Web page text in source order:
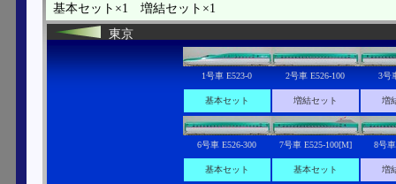
基本セット×1 増結セット×1
東京
1号車 E523-0
基本セット
2号車 E526-100
増結セット
3号
増
6号車 E526-300
基本セット
7号車 E525-100[M]
基本セット
8号
増